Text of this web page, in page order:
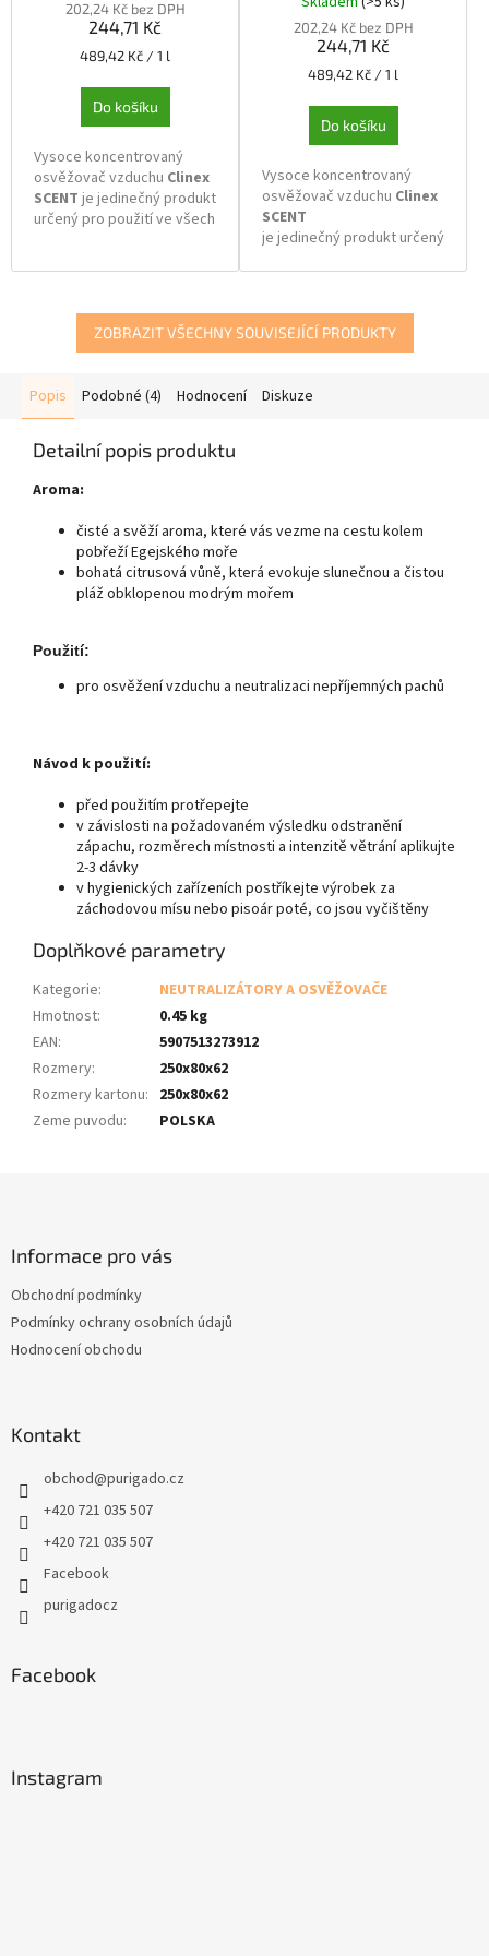
hodnocení
produktu
hvězdiček.
202,24 Kč bez DPH
244,71 Kč
Měrná
489,42 Kč / 1 l
Do košíku
Vysoce koncentrovaný
osvěžovač vzduchu Clinex
SCENT je jedinečný produkt
určený pro použití ve všech
toaletách. Zvláště
věnováno sektoru
tónu vůně tento přípravek
účinně absorbuje a
pachy, a proto je vhodný
pro použití ve veřejných
prostorách, kde je obtížné
veřejné toalety).
202,24 Kč bez DPH
244,71 Kč
Měrná
489,42 Kč / 1 l
Do košíku
Vysoce koncentrovaný
osvěžovač vzduchu Clinex
SCENT
je jedinečný produkt určený
vzduchu v kancelářích,
kuřáckých prostorách,
Díky jedinečnému tónu vůně
a proto je vhodný pro
prostorách, kde je obtížné
udržovat čistotu (např.
ZOBRAZIT VŠECHNY SOUVISEJÍCÍ PRODUKTY
Popis Podobné (4) Hodnocení Diskuze
Detailní popis produktu
Aroma:
čisté a svěží aroma, které vás vezme na cestu kolem
pobřeží Egejského moře
bohatá citrusová vůně, která evokuje slunečnou a čistou
pláž obklopenou modrým mořem
Použití:
pro osvěžení vzduchu a neutralizaci nepříjemných pachů
Návod k použití:
před použitím protřepejte
v závislosti na požadovaném výsledku odstranění
zápachu, rozměrech místnosti a intenzitě větrání aplikujte
2-3 dávky
v hygienických zařízeních postříkejte výrobek za
záchodovou mísu nebo pisoár poté, co jsou vyčištěny
Doplňkové parametry
Kategorie:
NEUTRALIZÁTORY A OSVĚŽOVAČE
Hmotnost:
0.45 kg
EAN:
5907513273912
Rozmery:
250x80x62
Rozmery kartonu: 250x80x62
Zeme puvodu: POLSKA
Informace pro vás
Obchodní podmínky
Podmínky ochrany osobních údajů
Hodnocení obchodu
Kontakt
obchod@purigado.cz
+420 721 035 507
+420 721 035 507
Facebook
purigadocz
Facebook
Instagram